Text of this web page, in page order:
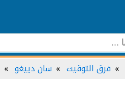
فرق التوقيت سان دييغو